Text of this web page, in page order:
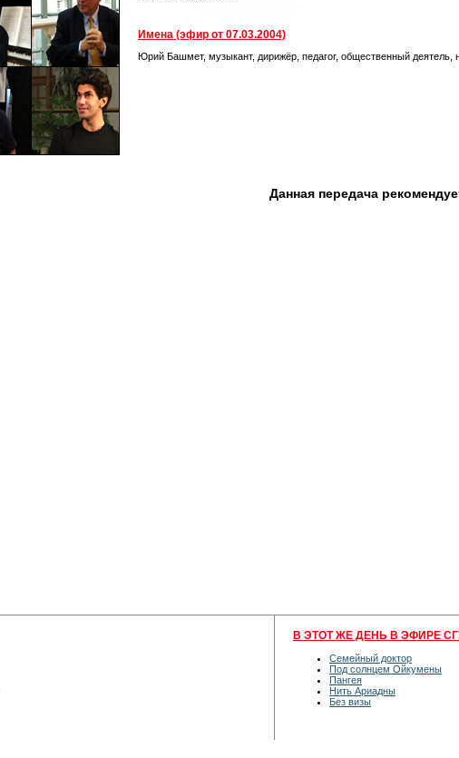
Имена (эфир от 07.03.2004)
Юрий Башмет, музыкант, дирижёр, педагог, общественный
Данная передача
В ЭТОТ ЖЕ ДЕНЬ В ЭФИРЕ
Семейный доктор
Под солнцем Ойкумены
Пангея
Нить Ариадны
Без визы